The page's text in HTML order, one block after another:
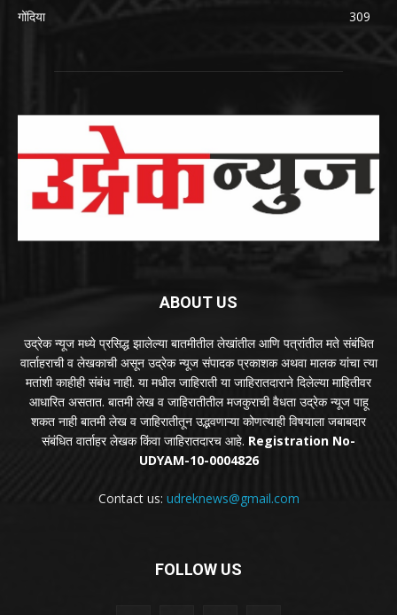
गोंदिया
309
ABOUT US
उद्रेक न्यूज मध्ये प्रसिद्ध झालेल्या बातमीतील लेखांतील आणि पत्रांतील मते संबंधित
वार्ताहराची व लेखकाची असून उद्रेक न्यूज संपादक प्रकाशक अथवा मालक यांचा त्या
मतांशी काहीही संबंध नाही. या मधील जाहिराती या जाहिरातदाराने दिलेल्या माहितीवर
आधारित असतात. बातमी लेख व जाहिरातीतील मजकुराची वैधता उद्रेक न्यूज पाहू
शकत नाही बातमी लेख व जाहिरातीतून उद्भवणाऱ्या कोणत्याही विषयाला जबाबदार
संबंधित वार्ताहर लेखक किंवा जाहिरातदारच आहे. Registration No-
UDYAM-10-0004826
Contact us: udreknews@gmail.com
FOLLOW US